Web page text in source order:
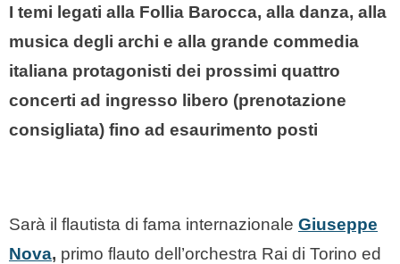
I temi legati alla Follia Barocca, alla danza, alla
musica degli archi e alla grande commedia
italiana protagonisti dei prossimi quattro
concerti ad ingresso libero (prenotazione
consigliata) fino ad esaurimento posti
Sarà il flautista di fama internazionale Giuseppe
Nova, primo flauto dell’orchestra Rai di Torino ed